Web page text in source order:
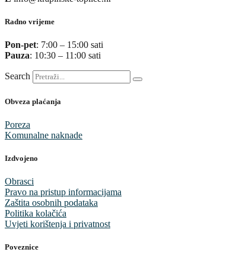
Radno vrijeme
Pon-pet: 7:00 – 15:00 sati
Pauza: 10:30 – 11:00 sati
Search
Obveza plaćanja
Poreza
Komunalne naknade
Izdvojeno
Obrasci
Pravo na pristup informacijama
Zaštita osobnih podataka
Politika kolačića
Uvjeti korištenja i privatnost
Poveznice